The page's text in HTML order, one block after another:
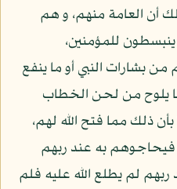
أن العامة منهم، و هم
ينبسطون للمؤمنين،
بشارات النبي أو ما ينفع
يلوح من لحن الخطاب
ذلك مما فتح الله لهم،
فيحاجوهم به عند ربهم
لم يطلع الله عليه فلم